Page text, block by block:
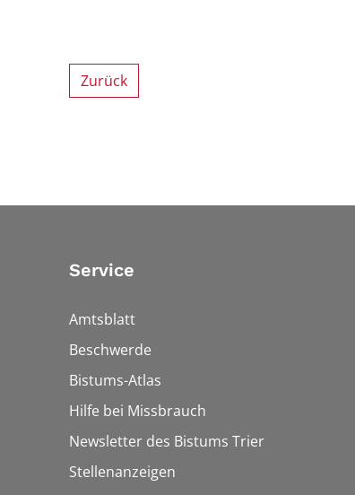
Zurück
Service
Amtsblatt
Beschwerde
Bistums-Atlas
Hilfe bei Missbrauch
Newsletter des Bistums Trier
Stellenanzeigen